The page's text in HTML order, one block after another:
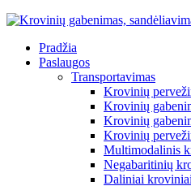
Pradžia
Paslaugos
Transportavimas
Krovinių
Krovinių
Krovinių
Krovinių
Multimodalinis
Negabaritinių
Daliniai kroviniai